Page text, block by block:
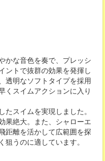
かな音色を奏で、プレッシ
ントで抜群の効果を発揮し
透明なソフトタイプを採用
くスイムアクションに入り
スイムを実現しました。
果絶大。また、シャローエ
距離を活かして広範囲を探
うのに適しています。